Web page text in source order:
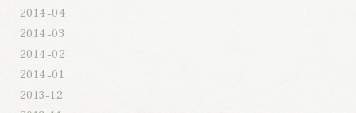
2014-04
2014-03
2014-02
2014-01
2013-12